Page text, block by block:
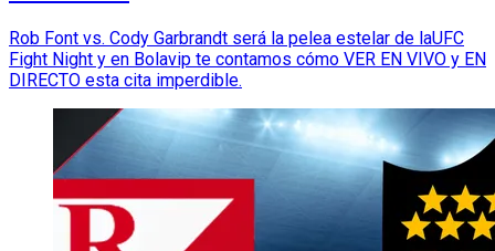
Rob Font vs. Cody Garbrandt será la pelea estelar de laUFC
Fight Night y en Bolavip te contamos cómo VER EN VIVO y EN
DIRECTO esta cita imperdible.